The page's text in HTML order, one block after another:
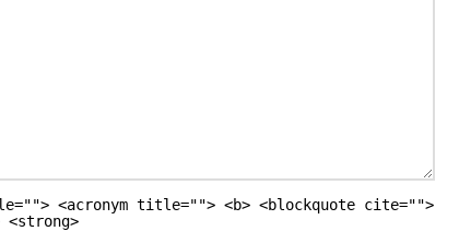
<acronym title=""> <b> <blockquote cite="">